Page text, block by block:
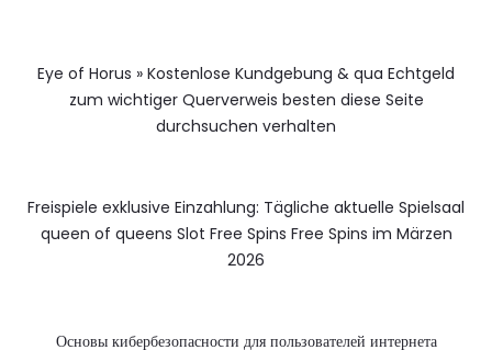
Eye of Horus » Kostenlose Kundgebung & qua Echtgeld
zum wichtiger Querverweis besten diese Seite
durchsuchen verhalten
Freispiele exklusive Einzahlung: Tägliche aktuelle Spielsaal
queen of queens Slot Free Spins Free Spins im Märzen
2026
Основы кибербезопасности для пользователей интернета